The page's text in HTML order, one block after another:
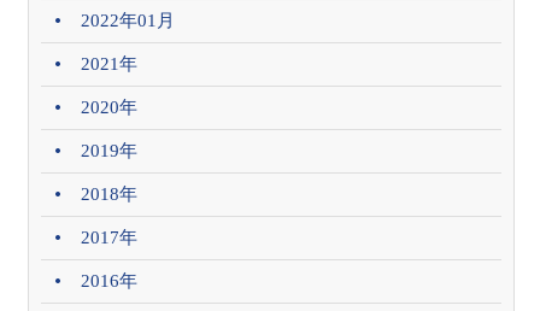
2022年01月
2021年
2020年
2019年
2018年
2017年
2016年